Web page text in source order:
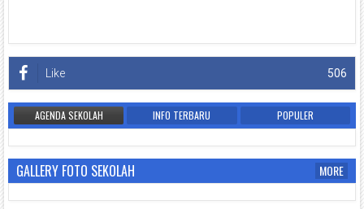
506
Like
AGENDA SEKOLAH INFO TERBARU POPULER
GALLERY FOTO SEKOLAH MORE